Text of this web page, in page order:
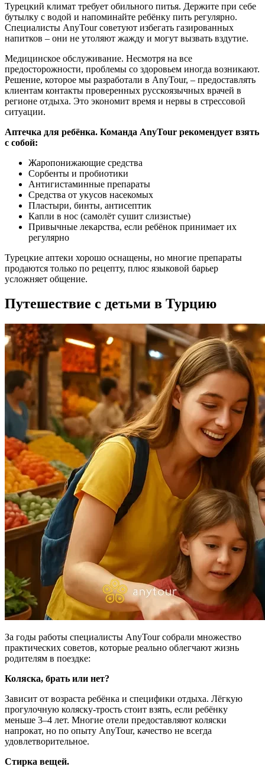
Турецкий климат требует обильного питья. Держите при себе
бутылку с водой и напоминайте ребёнку пить регулярно.
Специалисты AnyTour советуют избегать газированных
напитков – они не утоляют жажду и могут вызвать вздутие.
Медицинское обслуживание. Несмотря на все
предосторожности, проблемы со здоровьем иногда возникают.
Решение, которое мы разработали в AnyTour, – предоставлять
клиентам контакты проверенных русскоязычных врачей в
регионе отдыха. Это экономит время и нервы в стрессовой
ситуации.
Аптечка для ребёнка. Команда AnyTour рекомендует взять
с собой:
Жаропонижающие средства
Сорбенты и пробиотики
Антигистаминные препараты
Средства от укусов насекомых
Пластыри, бинты, антисептик
Капли в нос (самолёт сушит слизистые)
Привычные лекарства, если ребёнок принимает их
регулярно
Турецкие аптеки хорошо оснащены, но многие препараты
продаются только по рецепту, плюс языковой барьер
усложняет общение.
Путешествие с детьми в Турцию
За годы работы специалисты AnyTour собрали множество
практических советов, которые реально облегчают жизнь
родителям в поездке:
Коляска, брать или нет?
Зависит от возраста ребёнка и специфики отдыха. Лёгкую
прогулочную коляску-трость стоит взять, если ребёнку
меньше 3–4 лет. Многие отели предоставляют коляски
напрокат, но по опыту AnyTour, качество не всегда
удовлетворительное.
Стирка вещей.